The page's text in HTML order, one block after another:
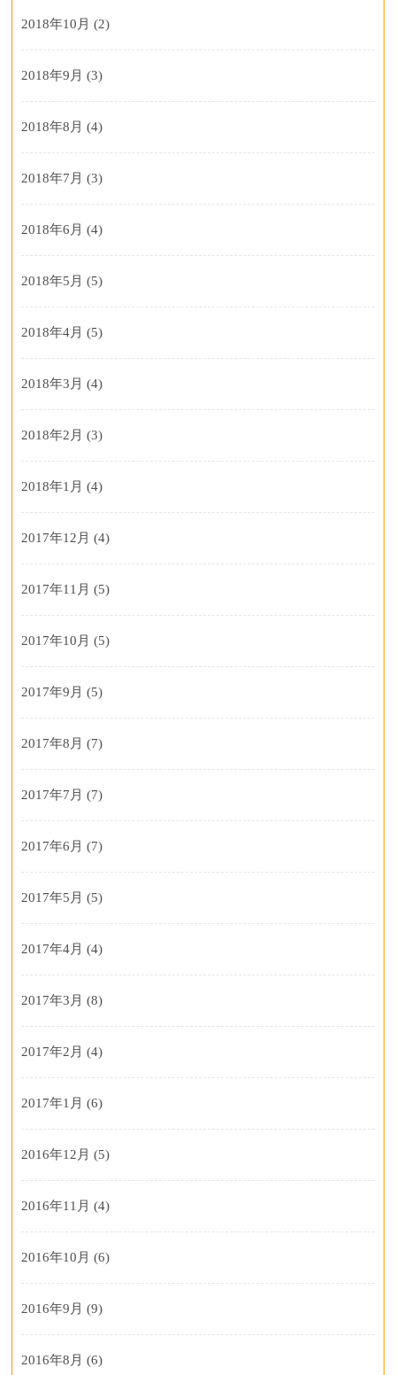
2018年10月 (2)
2018年9月 (3)
2018年8月 (4)
2018年7月 (3)
2018年6月 (4)
2018年5月 (5)
2018年4月 (5)
2018年3月 (4)
2018年2月 (3)
2018年1月 (4)
2017年12月 (4)
2017年11月 (5)
2017年10月 (5)
2017年9月 (5)
2017年8月 (7)
2017年7月 (7)
2017年6月 (7)
2017年5月 (5)
2017年4月 (4)
2017年3月 (8)
2017年2月 (4)
2017年1月 (6)
2016年12月 (5)
2016年11月 (4)
2016年10月 (6)
2016年9月 (9)
2016年8月 (6)